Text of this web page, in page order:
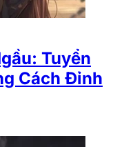
Tuyển
Cách Đỉnh